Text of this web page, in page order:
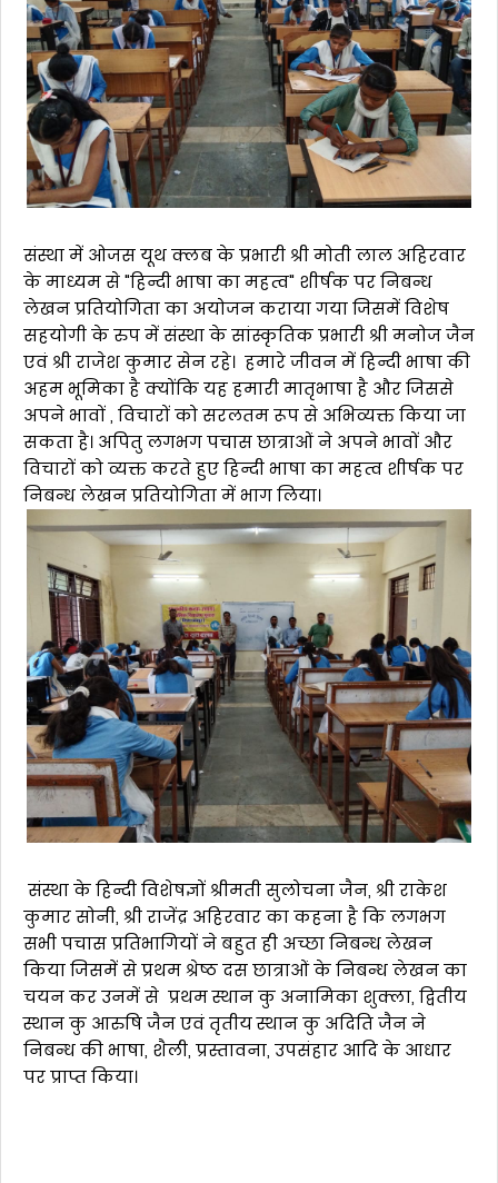
संस्था में ओजस यूथ क्लब के प्रभारी श्री मोती लाल अहिरवार
के माध्यम से "हिन्दी भाषा का महत्व" शीर्षक पर निबन्ध
लेखन प्रतियोगिता का अयोजन कराया गया जिसमें विशेष
सहयोगी के रुप में संस्था के सांस्कृतिक प्रभारी श्री मनोज जैन
एवं श्री राजेश कुमार सेन रहे। हमारे जीवन में हिन्दी भाषा की
अहम भूमिका है क्योंकि यह हमारी मातृभाषा है और जिससे
अपने भावों , विचारों को सरलतम रूप से अभिव्यक्त किया जा
सकता है। अपितु लगभग पचास छात्राओं ने अपने भावों और
विचारों को व्यक्त करते हुए हिन्दी भाषा का महत्व शीर्षक पर
निबन्ध लेखन प्रतियोगिता में भाग लिया।
संस्था के हिन्दी विशेषज्ञों श्रीमती सुलोचना जैन, श्री राकेश
कुमार सोनी, श्री राजेंद्र अहिरवार का कहना है कि लगभग
सभी पचास प्रतिभागियों ने बहुत ही अच्छा निबन्ध लेखन
किया जिसमें से प्रथम श्रेष्ठ दस छात्राओं के निबन्ध लेखन का
चयन कर उनमें से प्रथम स्थान कु अनामिका शुक्ला, द्वितीय
स्थान कु आरुषि जैन एवं तृतीय स्थान कु अदिति जैन ने
निबन्ध की भाषा, शैली, प्रस्तावना, उपसंहार आदि के आधार
पर प्राप्त किया।